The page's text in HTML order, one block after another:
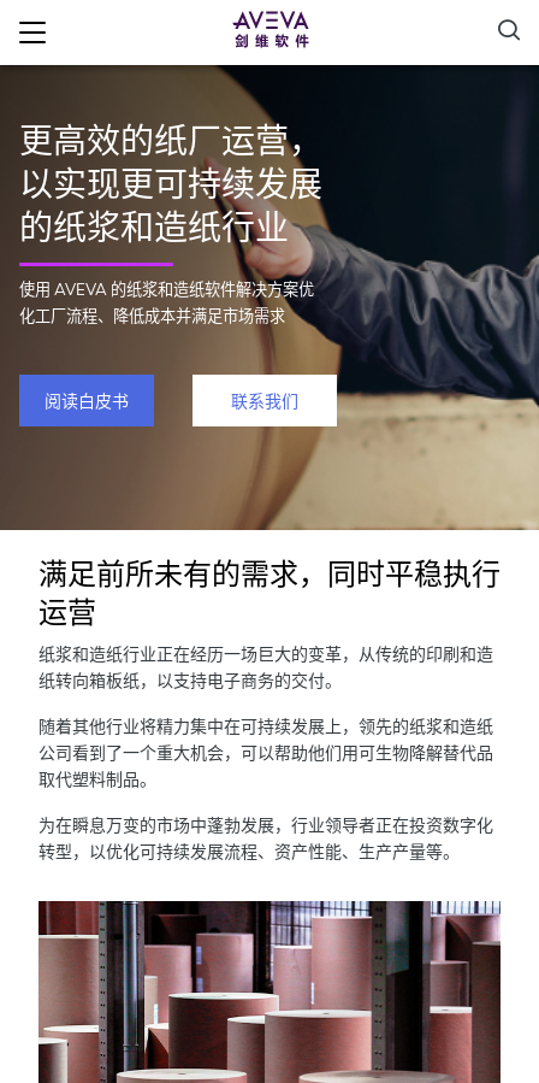
更高效的纸厂运营，
以实现更可持续发展
的纸浆和造纸行业
使用 AVEVA 的纸浆和造纸软件解决方案优
化工厂流程、降低成本并满足市场需求
阅读白皮书 联系我们
满足前所未有的需求，同时平稳执行
运营
纸浆和造纸行业正在经历一场巨大的变革，从传统的印刷和造
纸转向箱板纸，以支持电子商务的交付。
随着其他行业将精力集中在可持续发展上，领先的纸浆和造纸
公司看到了一个重大机会，可以帮助他们用可生物降解替代品
取代塑料制品。
为在瞬息万变的市场中蓬勃发展，行业领导者正在投资数字化
转型，以优化可持续发展流程、资产性能、生产产量等。